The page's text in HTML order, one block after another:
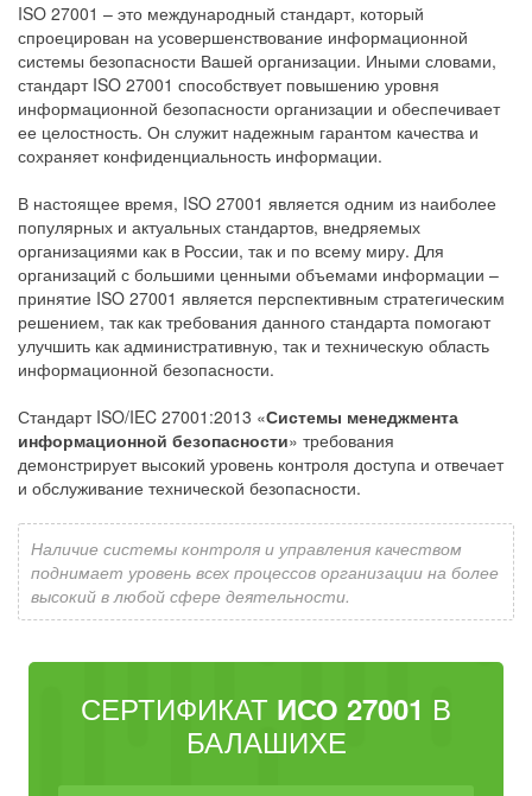
ISO 27001 – это международный стандарт, который
спроецирован на усовершенствование информационной
системы безопасности Вашей организации. Иными словами,
стандарт ISO 27001 способствует повышению уровня
информационной безопасности организации и обеспечивает
ее целостность. Он служит надежным гарантом качества и
сохраняет конфиденциальность информации.
В настоящее время, ISO 27001 является одним из наиболее
популярных и актуальных стандартов, внедряемых
организациями как в России, так и по всему миру. Для
организаций с большими ценными объемами информации –
принятие ISO 27001 является перспективным стратегическим
решением, так как требования данного стандарта помогают
улучшить как административную, так и техническую область
информационной безопасности.
Стандарт ISO/IEC 27001:2013 «Системы менеджмента
информационной безопасности» требования
демонстрирует высокий уровень контроля доступа и отвечает
и обслуживание технической безопасности.
Наличие системы контроля и управления качеством
поднимает уровень всех процессов организации на более
высокий в любой сфере деятельности.
СЕРТИФИКАТ ИСО 27001 В
БАЛАШИХЕ